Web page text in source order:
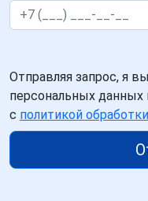
Отправляя запрос, я
персональных
с политикой